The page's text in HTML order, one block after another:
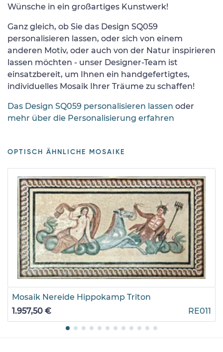
Wünsche in ein großartiges Kunstwerk!
Ganz gleich, ob Sie das Design SQ059
personalisieren lassen, oder sich von einem
anderen Motiv, oder auch von der Natur inspirieren
lassen möchten - unser Designer-Team ist
einsatzbereit, um Ihnen ein handgefertigtes,
individuelles Mosaik Ihrer Träume zu schaffen!
Das Design SQ059 personalisieren lassen oder
mehr über die Personalisierung erfahren
OPTISCH ÄHNLICHE MOSAIKE
Mosaik Nereide Hippokamp Triton
1.957,50 €
RE011